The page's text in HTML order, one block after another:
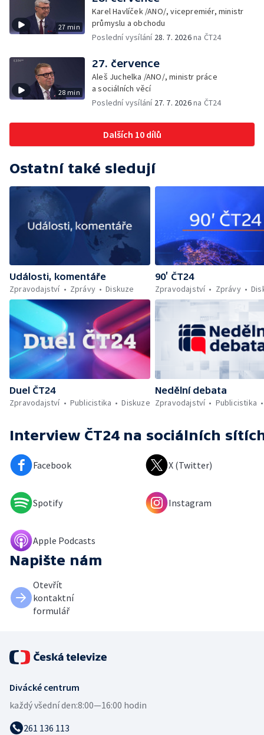
27 min
Karel Havlíček /ANO/, vicepremiér, ministr
průmyslu a obchodu
Poslední vysílání 28. 7. 2026na ČT24
28 min
27. července
Aleš Juchelka /ANO/, ministr práce
a sociálních věcí
Poslední vysílání 27. 7. 2026na ČT24
Dalších 10 dílů
Ostatní také sledují
Události, komentáře
Zpravodajství
Zprávy Diskuze
90’ ČT24
Zpravodajství
Zprávy
Duel ČT24
Zpravodajství
Publicistika Diskuze
Nedělní debata
Zpravodajství
Publicistika
Interview ČT24 na sociálních
Facebook X (Twitter)
Spotify Instagram
Apple Podcasts
Napište nám
Otevřít
kontaktní
formulář
Divácké centrum
každý všední den:8:00—16:00 hodin
261 136 113